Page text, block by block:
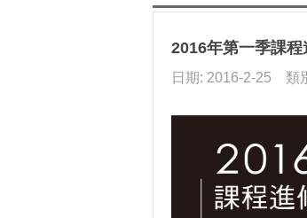
2016年第一季課
日期: 2016-2-25 類